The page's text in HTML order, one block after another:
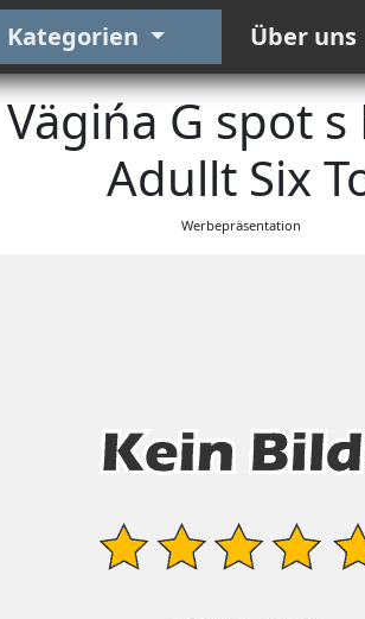
Kategorien Über uns
G spot
Adullt Six
Werbepräsentation